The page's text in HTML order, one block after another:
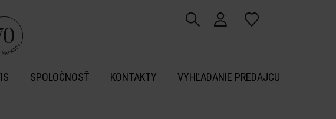
SPOLOČNOSŤ KONTAKTY VYHĽADANIE PREDAJCU